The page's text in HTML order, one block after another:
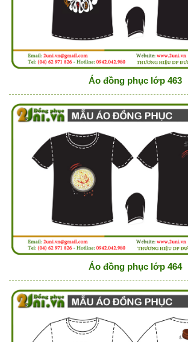
Áo đồng phục lớp 463
Áo đồng phục lớp 464